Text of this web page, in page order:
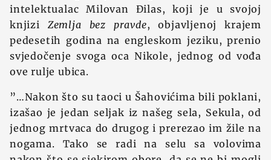
intelektualac Milovan Đilas, koji je u svojoj
knjizi Zemlja bez pravde, objavljenoj krajem
pedesetih godina na engleskom jeziku, prenio
svjedočenje svoga oca Nikole, jednog od vođa
ove rulje ubica.
”…Nakon što su taoci u Šahovićima bili poklani,
izašao je jedan seljak iz našeg sela, Sekula, od
jednog mrtvaca do drugog i prerezao im žile na
nogama. Tako se radi na selu sa volovima